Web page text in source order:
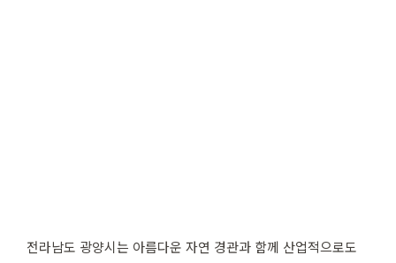
전라남도 광양시는 아름다운 자연 경관과 함께 산업적으로도